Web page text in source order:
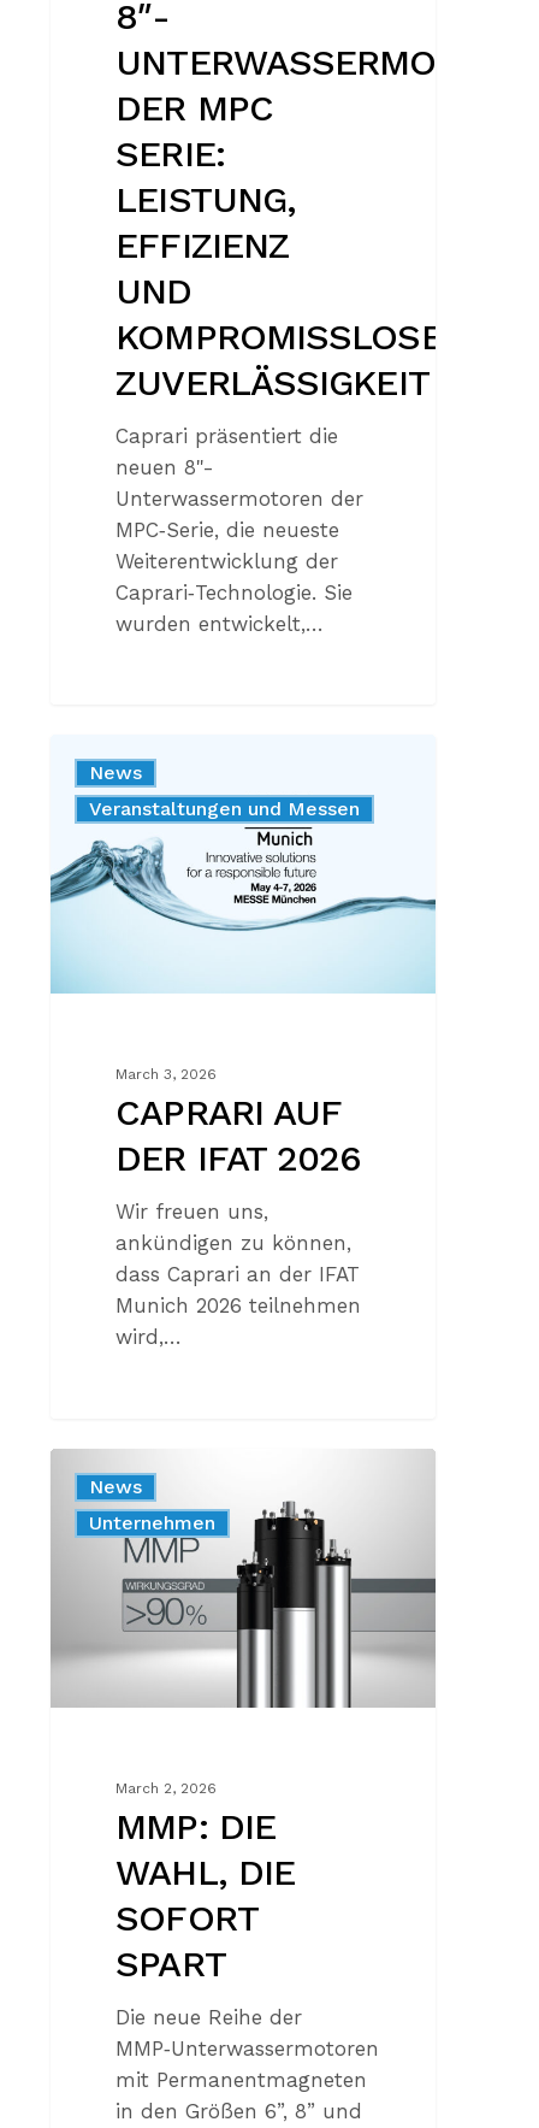
8″-
DER MPC
SERIE:
LEISTUNG,
EFFIZIENZ
UND
KOMPROMISSLOSE
ZUVERLÄSSIGKEIT
Caprari präsentiert die
neuen 8"-
Unterwassermotoren der
MPC‑Serie, die neueste
Weiterentwicklung der
Caprari‑Technologie. Sie
wurden entwickelt,…
AUF
DER
2026
News
Unternehmen
Veranstaltungen und Messen
March 3, 2026
CAPRARI AUF
DER IFAT 2026
Wir freuen uns,
ankündigen zu können,
dass Caprari an der IFAT
Munich 2026 teilnehmen
wird,…
DIE
WAHL,
SOFORT
News
Produkt
Unternehmen
March 2, 2026
MMP: DIE
WAHL, DIE
SOFORT
SPART
Die neue Reihe der
MMP‑Unterwassermotoren
mit Permanentmagneten
in den Größen 6”, 8” und